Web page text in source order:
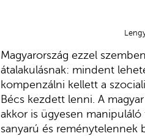
Magyarország ezzel
átalakulásnak: mindent
kompenzálni kellett a
Bécs kezdett lenni. A
akkor is ügyesen
sanyarú és reménytelennek